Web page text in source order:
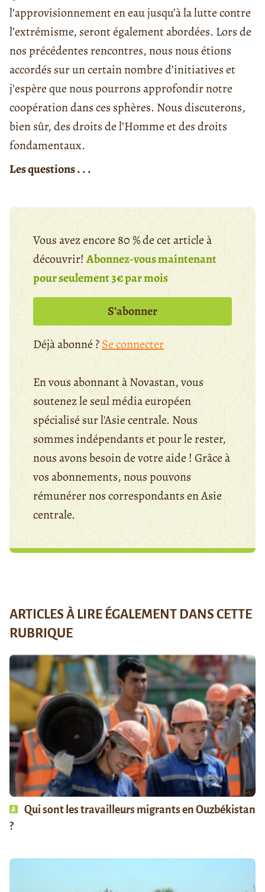
l’approvisionnement en eau jusqu’à la lutte contre
l’extrémisme, seront également abordées. Lors de
nos précédentes rencontres, nous nous étions
accordés sur un certain nombre d’initiatives et
j’espère que nous pourrons approfondir notre
coopération dans ces sphères. Nous discuterons,
bien sûr, des droits de l’Homme et des droits
fondamentaux.
Les questions . . .
Vous avez encore 80 % de cet article à
découvrir!Abonnez-vous maintenant
pour seulement 3€ par mois
S’abonner
Déjà abonné ?Se connecter
En vous abonnant à Novastan, vous
soutenez le seul média européen
spécialisé sur l'Asie centrale. Nous
sommes indépendants et pour le rester,
nous avons besoin de votre aide ! Grâce à
vos abonnements, nous pouvons
rémunérer nos correspondants en Asie
centrale.
ARTICLES À LIRE ÉGALEMENT DANS CETTE
RUBRIQUE
Qui sont les travailleurs migrants en Ouzbékistan
?